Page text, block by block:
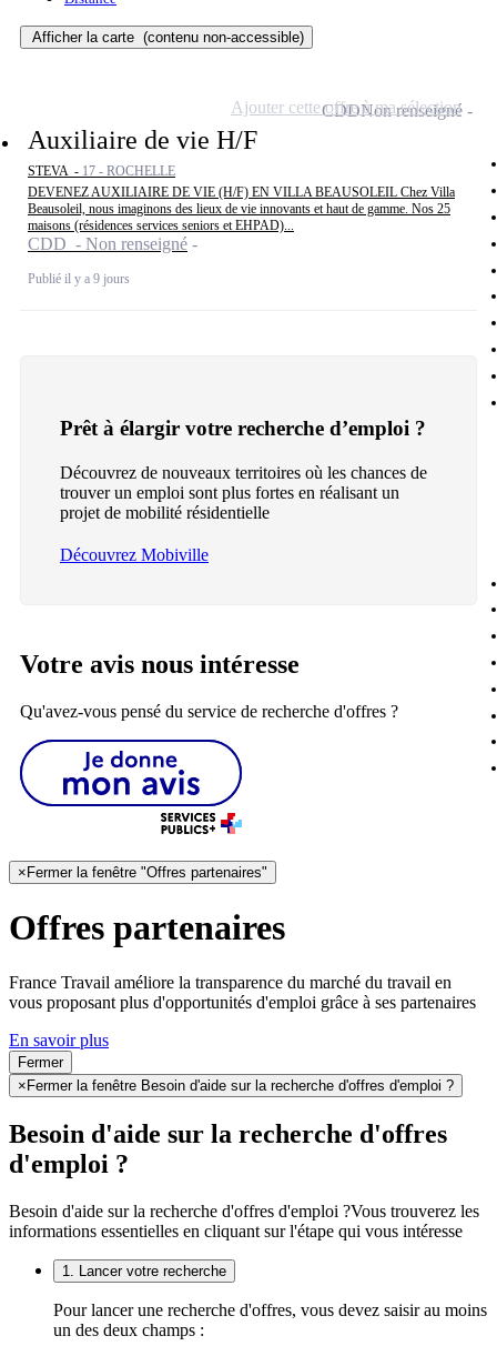
Afficher la carte (contenu non-accessible)
Auxiliaire de vie H/F
STEVA - 17 - ROCHELLE
DEVENEZ AUXILIAIRE DE VIE (H/F) EN VILLA BEAUSOLEIL Chez Villa
Beausoleil, nous imaginons des lieux de vie innovants et haut de gamme. Nos 25
maisons (résidences services seniors et EHPAD)...
CDD - Non renseigné
Publié il y a 9 jours
CDDNon renseigné
Ajouter cette offre à ma sélection
Prêt à élargir votre recherche d’emploi ?
Découvrez de nouveaux territoires où les chances de
trouver un emploi sont plus fortes en réalisant un
projet de mobilité résidentielle
Découvrez Mobiville
Votre avis nous intéresse
Qu'avez-vous pensé du service de recherche d'offres ?
× Fermer la fenêtre "Offres partenaires"
Offres partenaires
France Travail améliore la transparence du marché du travail en
vous proposant plus d'opportunités d'emploi grâce à ses partenaires
En savoir plus
Fermer
× Fermer la fenêtre Besoin d'aide sur la recherche d'offres d'emploi ?
Besoin d'aide sur la recherche d'offres
d'emploi ?
Besoin d'aide sur la recherche d'offres d'emploi ?Vous trouverez les
informations essentielles en cliquant sur l'étape qui vous intéresse
1. Lancer votre recherche
Pour lancer une recherche d'offres, vous devez saisir au moins
un des deux champs :